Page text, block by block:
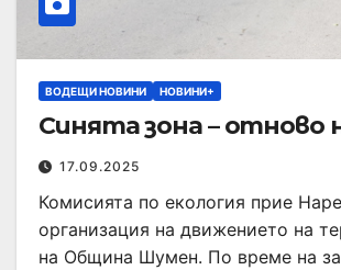
ВОДЕЩИ НОВИНИ НОВИНИ+
Синята зона – отново
17.09.2025
Комисията по екология прие
организация на движението на
на Община Шумен. По време на